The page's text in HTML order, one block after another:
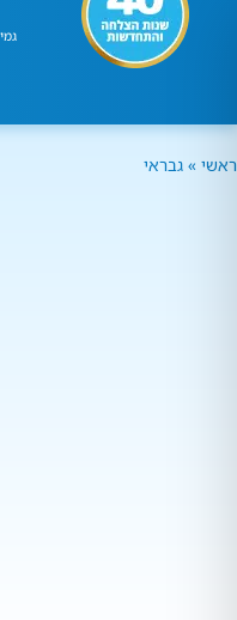
ראשי » גבראי